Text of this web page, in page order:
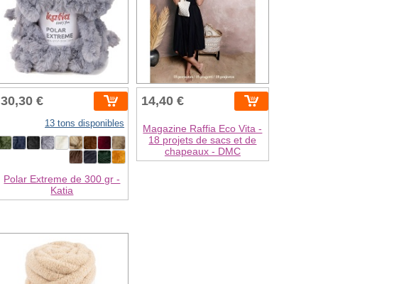
30,30 €
13 tons disponibles
Polar Extreme de 300 gr -
Katia
14,40 €
Magazine Raffia Eco Vita -
18 projets de sacs et de
chapeaux - DMC